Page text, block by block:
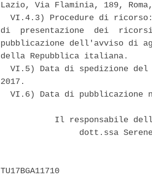
Lazio, Via Flaminia, 189,
VI.4.3) Procedure di
di  presentazione  dei
pubblicazione dell'avviso di
della Repubblica italiana.
VI.5) Data di spedizione
2017.
VI.6) Data di pubblicazione
Il responsabile
dott.ssa